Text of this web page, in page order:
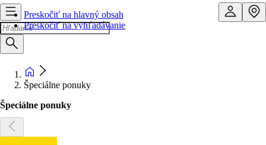
Preskočiť na hlavný obsah
Preskočiť na vyhľadávanie
Špeciálne ponuky
Špeciálne ponuky